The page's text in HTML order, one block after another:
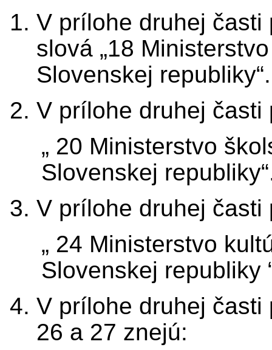
V prílohe druhej
slová „18
Slovenskej republiky“.
V prílohe druhej časti
„ 20 Ministerstvo
Slovenskej
V prílohe druhej časti
„ 24 Ministerstvo
Slovenskej republiky
V prílohe druhej časti
26 a 27 znejú: